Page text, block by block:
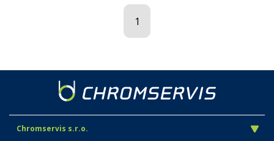
1
Chromservis s.r.o.